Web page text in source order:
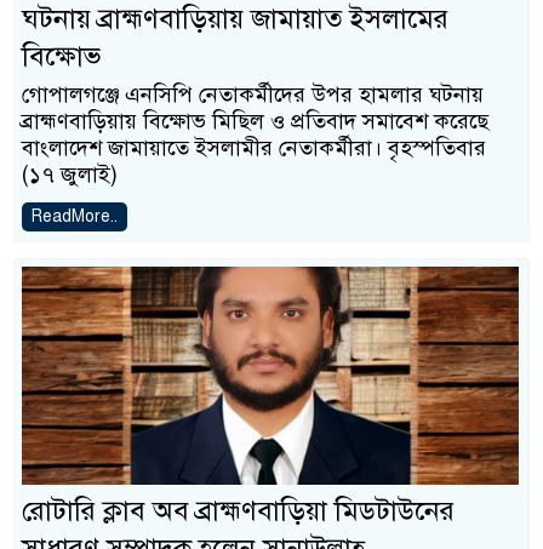
ঘটনায় ব্রাহ্মণবাড়িয়ায় জামায়াত ইসলামের
বিক্ষোভ
গোপালগঞ্জে এনসিপি নেতাকর্মীদের উপর হামলার ঘটনায়
ব্রাহ্মণবাড়িয়ায় বিক্ষোভ মিছিল ও প্রতিবাদ সমাবেশ করেছে
বাংলাদেশ জামায়াতে ইসলামীর নেতাকর্মীরা। বৃহস্পতিবার
(১৭ জুলাই)
ReadMore..
রোটারি ক্লাব অব ব্রাহ্মণবাড়িয়া মিডটাউনের